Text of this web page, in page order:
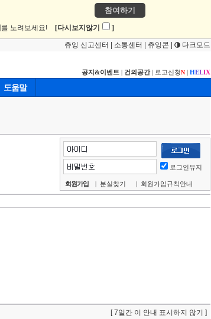
참여하기
를 노려보세요! [다시보지않기 ]
츄잉 신고센터 소통센터 츄잉콘 다크모드
공지&이벤트 | 건의공간| 로고신청N | HELIX
도움말
로그인유지
회원가입 | 분실찾기 | 회원가입규칙안내
[ 7일간 이 안내 표시하지 않기 ]